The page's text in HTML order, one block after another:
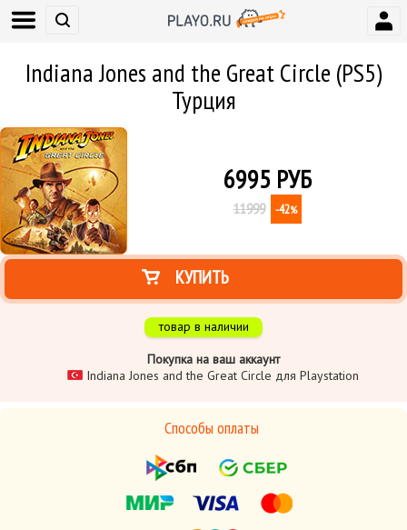
Indiana Jones and the Great Circle (PS5)
Турция
6995РУБ
11999 -42%
КУПИТЬ
товар в наличии
Покупка на ваш аккаунт
Indiana Jones and the Great Circle для Playstation
Способы оплаты